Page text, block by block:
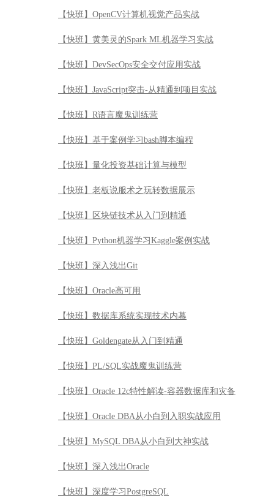
【快班】OpenCV计算机视觉产品实战
【快班】黄美灵的Spark ML机器学习实战
【快班】DevSecOps安全交付应用实战
【快班】JavaScript突击-从精通到项目实战
【快班】R语言魔鬼训练营
【快班】基于案例学习bash脚本编程
【快班】量化投资基础计算与模型
【快班】老板说服术之玩转数据展示
【快班】区块链技术从入门到精通
【快班】Python机器学习Kaggle案例实战
【快班】深入浅出Git
【快班】Oracle高可用
【快班】数据库系统实现技术内幕
【快班】Goldengate从入门到精通
【快班】PL/SQL实战魔鬼训练营
【快班】Oracle 12c特性解读-容器数据库和灾备
【快班】Oracle DBA从小白到入职实战应用
【快班】MySQL DBA从小白到大神实战
【快班】深入浅出Oracle
【快班】深度学习PostgreSQL